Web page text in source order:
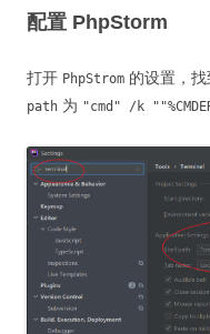
配置 PhpStorm
打开 PhpStrom 的设置，找
path 为 "cmd" /k